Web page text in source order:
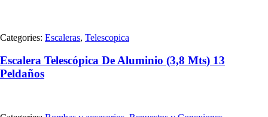
Categories: Escaleras, Telescopica
Escalera Telescópica De Aluminio (3,8 Mts) 13
Peldaños